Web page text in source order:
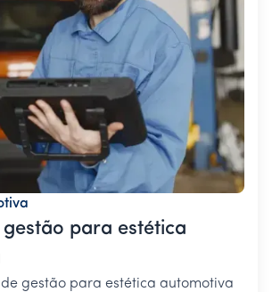
gestão para estética
de gestão para estética automotiva